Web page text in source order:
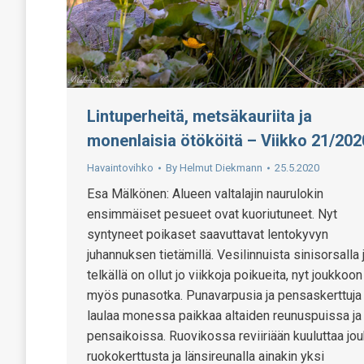
Lintuperheitä, metsäkauriita ja
monenlaisia ötököitä – Viikko 21/
Havaintovihko By Helmut Diekmann 25.5.2020
Esa Mälkönen: Alueen valtalajin naurulokin
ensimmäiset pesueet ovat kuoriutuneet. Nyt
syntyneet poikaset saavuttavat lentokyvyn
juhannuksen tietämillä. Vesilinnuista sinisorsalla
telkällä on ollut jo viikkoja poikueita, nyt
myös punasotka. Punavarpusia ja pensaskerttuja
laulaa monessa paikkaa altaiden reunuspuissa
pensaikoissa. Ruovikossa reviiriään kuuluttaa
ruokokerttusta ja länsireunalla ainakin yksi